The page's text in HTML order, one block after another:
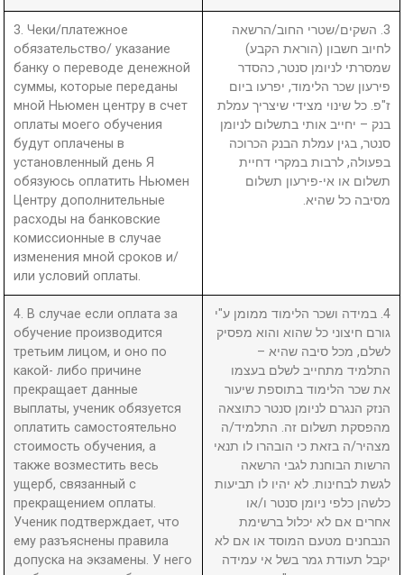
3. Чеки/платежное
обязательство/ указание
банку о переводе денежной
суммы, которые переданы
мной Ньюмен центру в счет
оплаты моего обучения
будут оплачены в
установленный день Я
обязуюсь оплатить Ньюмен
Центру дополнительные
расходы на банковские
комиссионные в случае
изменения мной сроков и/
или условий оплаты.
3. השקים/שטרי החוב/הרשאה
לחיוב חשבון (הוראת הקבע)
שמסרתי לניומן סנטר, כהסדר
פירעון שכר הלימוד, יפרעו ביום
ז"פ. כל שינוי מצידי שיצריך עמלת
בנק – יחייב אותי בתשלום לניומן
סנטר, בגין עמלת הבנק הכרוכה
בפעולה, לרבות במקרי דחיית
תשלום או אי-פירעון תשלום
מסיבה כל שהיא.
4. В случае если оплата за
обучение производится
третьим лицом, и оно по
какой- либо причине
прекращает данные
выплаты, ученик обязуется
оплатить самостоятельно
стоимость обучения, а
также возместить весь
ущерб, связанный с
прекращением оплаты.
Ученик подтверждает, что
ему разъяснены правила
допуска на экзамены. У него
4. במידה ושכר הלימוד ממומן ע"י
גורם חיצוני כל שהוא והוא מפסיק
לשלם, מכל סיבה שהיא –
התלמיד מתחייב לשלם בעצמו
את שכר הלימוד בתוספת שיעור
הנזק הנגרם לניומן סנטר כתוצאה
מהפסקת תשלום זה. התלמיד/ה
מצהיר/ה בזאת כי הובהרו לו תנאי
הרשות הבוחנת לגבי הרשאה
לגשת לבחינות. לא יהיו לו תביעות
כלשהן כלפי ניומן סנטר ו/או
אחרים אם לא יכלול ברשימת
הנבחנים מטעם המוסד או אם לא
יקבל תעודת גמר בשל אי עמידה